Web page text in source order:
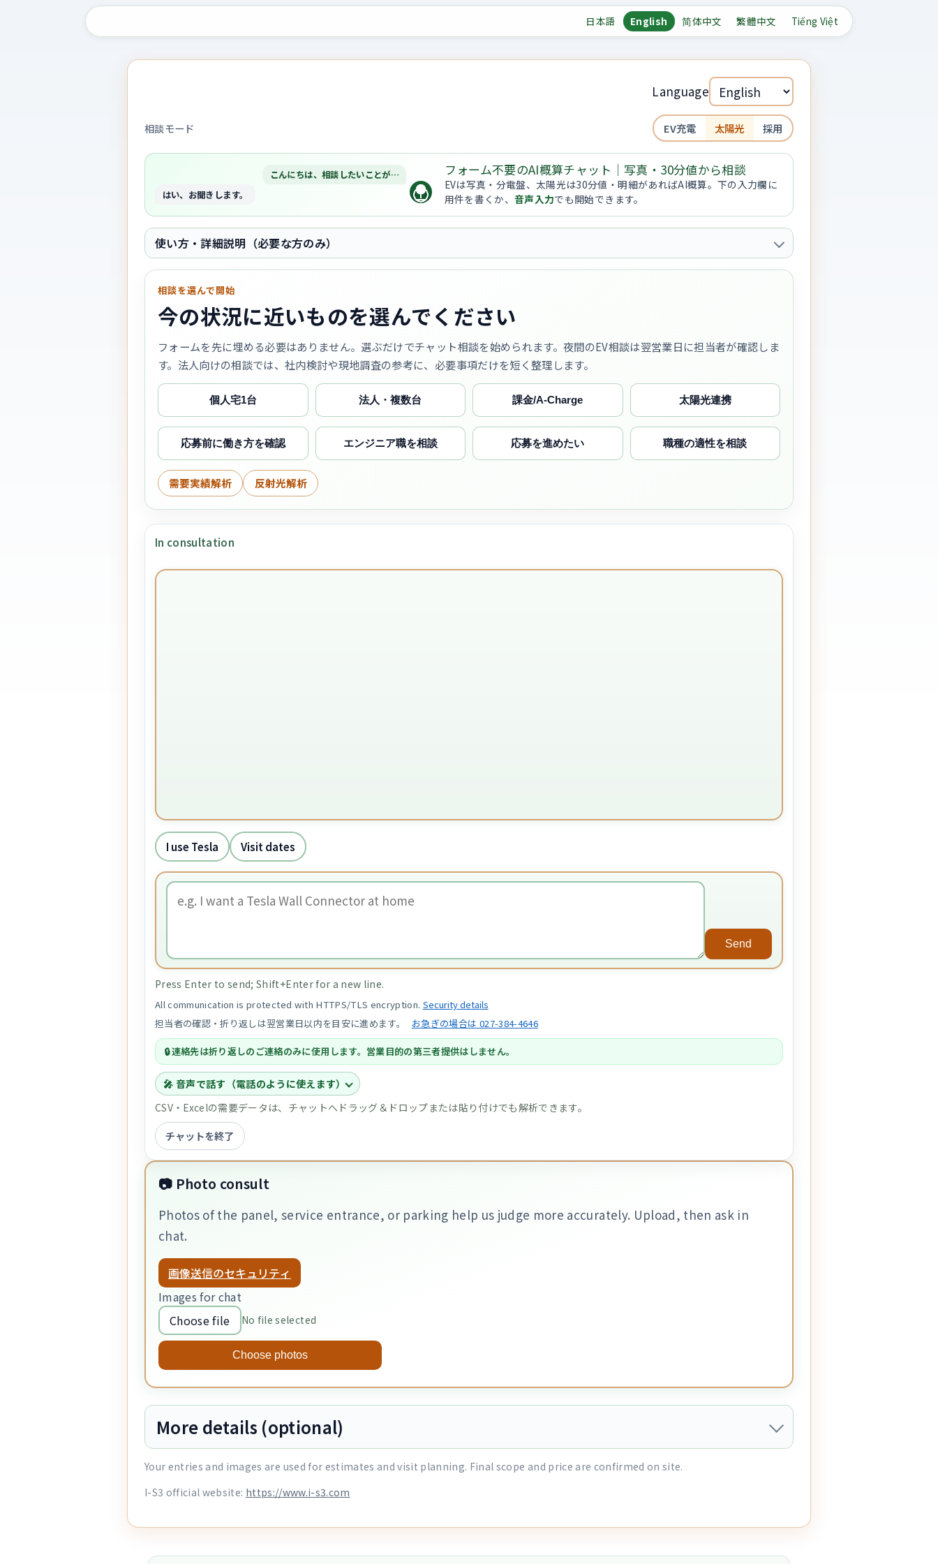
日本語 English 简体中文 繁體中文 Tiếng Việt
Language
相談モード EV充電 太陽光 採用
こんにちは、相談したいことが…
はい、お聞きします。
フォーム不要のAI概算チャット｜写真・30分値から相談
EVは写真・分電盤、太陽光は30分値・明細があればAI概算。下の入力欄に
用件を書くか、音声入力でも開始できます。
使い方・詳細説明（必要な方のみ）
相談を選んで開始
今の状況に近いものを選んでください
フォームを先に埋める必要はありません。選ぶだけでチャット相談を始められます。夜間のEV相談は翌営業日に担当者が確認しま
す。法人向けの相談では、社内検討や現地調査の参考に、必要事項だけを短く整理します。
個人宅1台 法人・複数台 課金/A-Charge 太陽光連携
応募前に働き方を確認 エンジニア職を相談 応募を進めたい 職種の適性を相談
需要実績解析 反射光解析
In consultation
I use Tesla Visit dates
Send
Press Enter to send; Shift+Enter for a new line.
All communication is protected with HTTPS/TLS encryption. Security details
担当者の確認・折り返しは翌営業日以内を目安に進めます。
お急ぎの場合は 027-384-4646
連絡先は折り返しのご連絡のみに使用します。営業目的の第三者提供はしません。
🎤 音声で話す（電話のように使えます）
CSV・Excelの需要データは、チャットへドラッグ＆ドロップまたは貼り付けでも解析できます。
チャットを終了
📷 Photo consult
Photos of the panel, service entrance, or parking help us judge more accurately. Upload, then ask in
chat.
画像送信のセキュリティ
Images for chat
Choose file
No file selected
Choose photos
More details (optional)
Your entries and images are used for estimates and visit planning. Final scope and price are confirmed on site.
I-S3 official website: https://www.i-s3.com